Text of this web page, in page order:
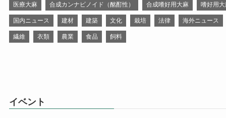
医療大麻 合成カンナビノイド（酩酊性） 合成嗜好用大麻 嗜好用
国内ニュース 建材 建築 文化 栽培 法律 海外ニュース
繊維 衣類 農業 食品 飼料
イベント